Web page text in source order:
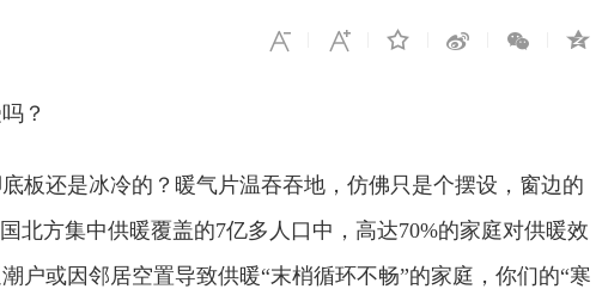
？
板还是冰冷的？暖气片温吞吞地，仿佛只是个摆设，窗边的
北方集中供暖覆盖的‌7亿多人口中，‌高达70%的家庭对供暖效
户或因邻居空置导致供暖“末梢循环不畅”的家庭，你们的“寒